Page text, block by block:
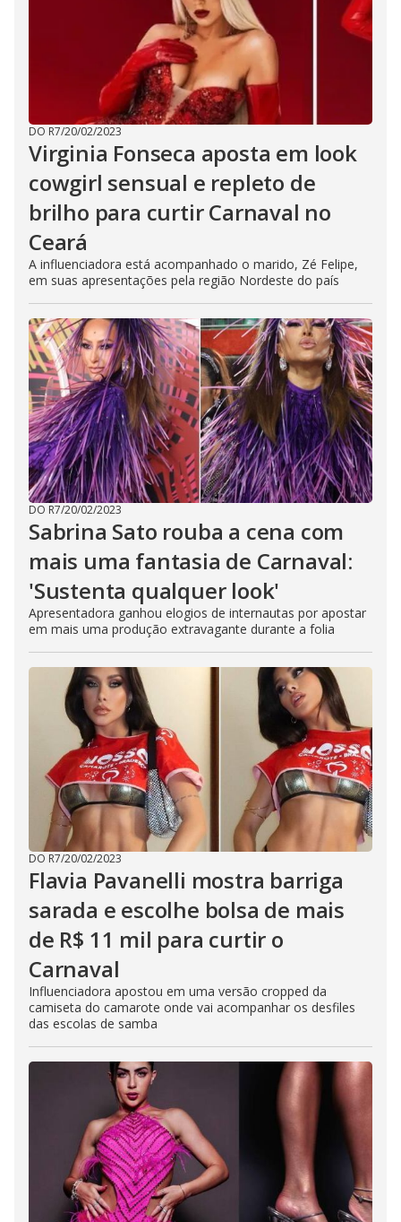
DO R7/20/02/2023
Virginia Fonseca aposta em look
cowgirl sensual e repleto de
brilho para curtir Carnaval no
Ceará
A influenciadora está acompanhado o marido, Zé Felipe,
em suas apresentações pela região Nordeste do país
DO R7/20/02/2023
Sabrina Sato rouba a cena com
mais uma fantasia de Carnaval:
'Sustenta qualquer look'
Apresentadora ganhou elogios de internautas por apostar
em mais uma produção extravagante durante a folia
DO R7/20/02/2023
Flavia Pavanelli mostra barriga
sarada e escolhe bolsa de mais
de R$ 11 mil para curtir o
Carnaval
Influenciadora apostou em uma versão cropped da
camiseta do camarote onde vai acompanhar os desfiles
das escolas de samba